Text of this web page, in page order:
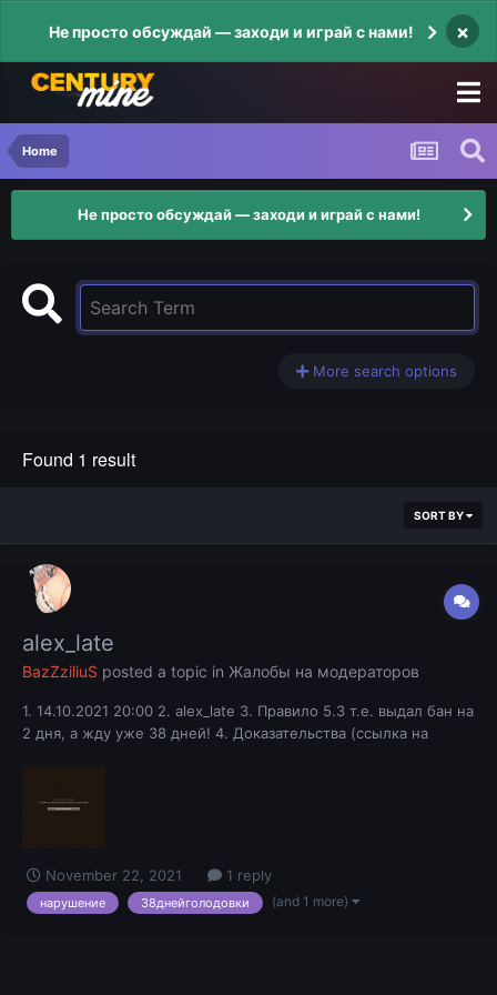
Не просто обсуждай — заходи и играй с нами! ×
Home
Не просто обсуждай — заходи и играй с нами!
More search options
Found 1 result
SORT BY
alex_late
BazZziliuS posted a topic in Жалобы на модераторов
1. 14.10.2021 20:00 2. alex_late 3. Правило 5.3 т.е. выдал бан на
2 дня, а жду уже 38 дней! 4. Доказательства (ссылка на
November 22, 2021 1 reply
нарушение 38днейголодовки (and 1 more)